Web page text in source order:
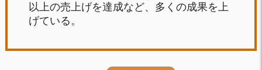
以上の売上げを達成など、多くの成果を上
げている。